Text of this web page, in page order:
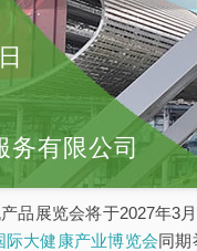
务有限公司
品展览会将于2027年3
际大健康产业博览会同期